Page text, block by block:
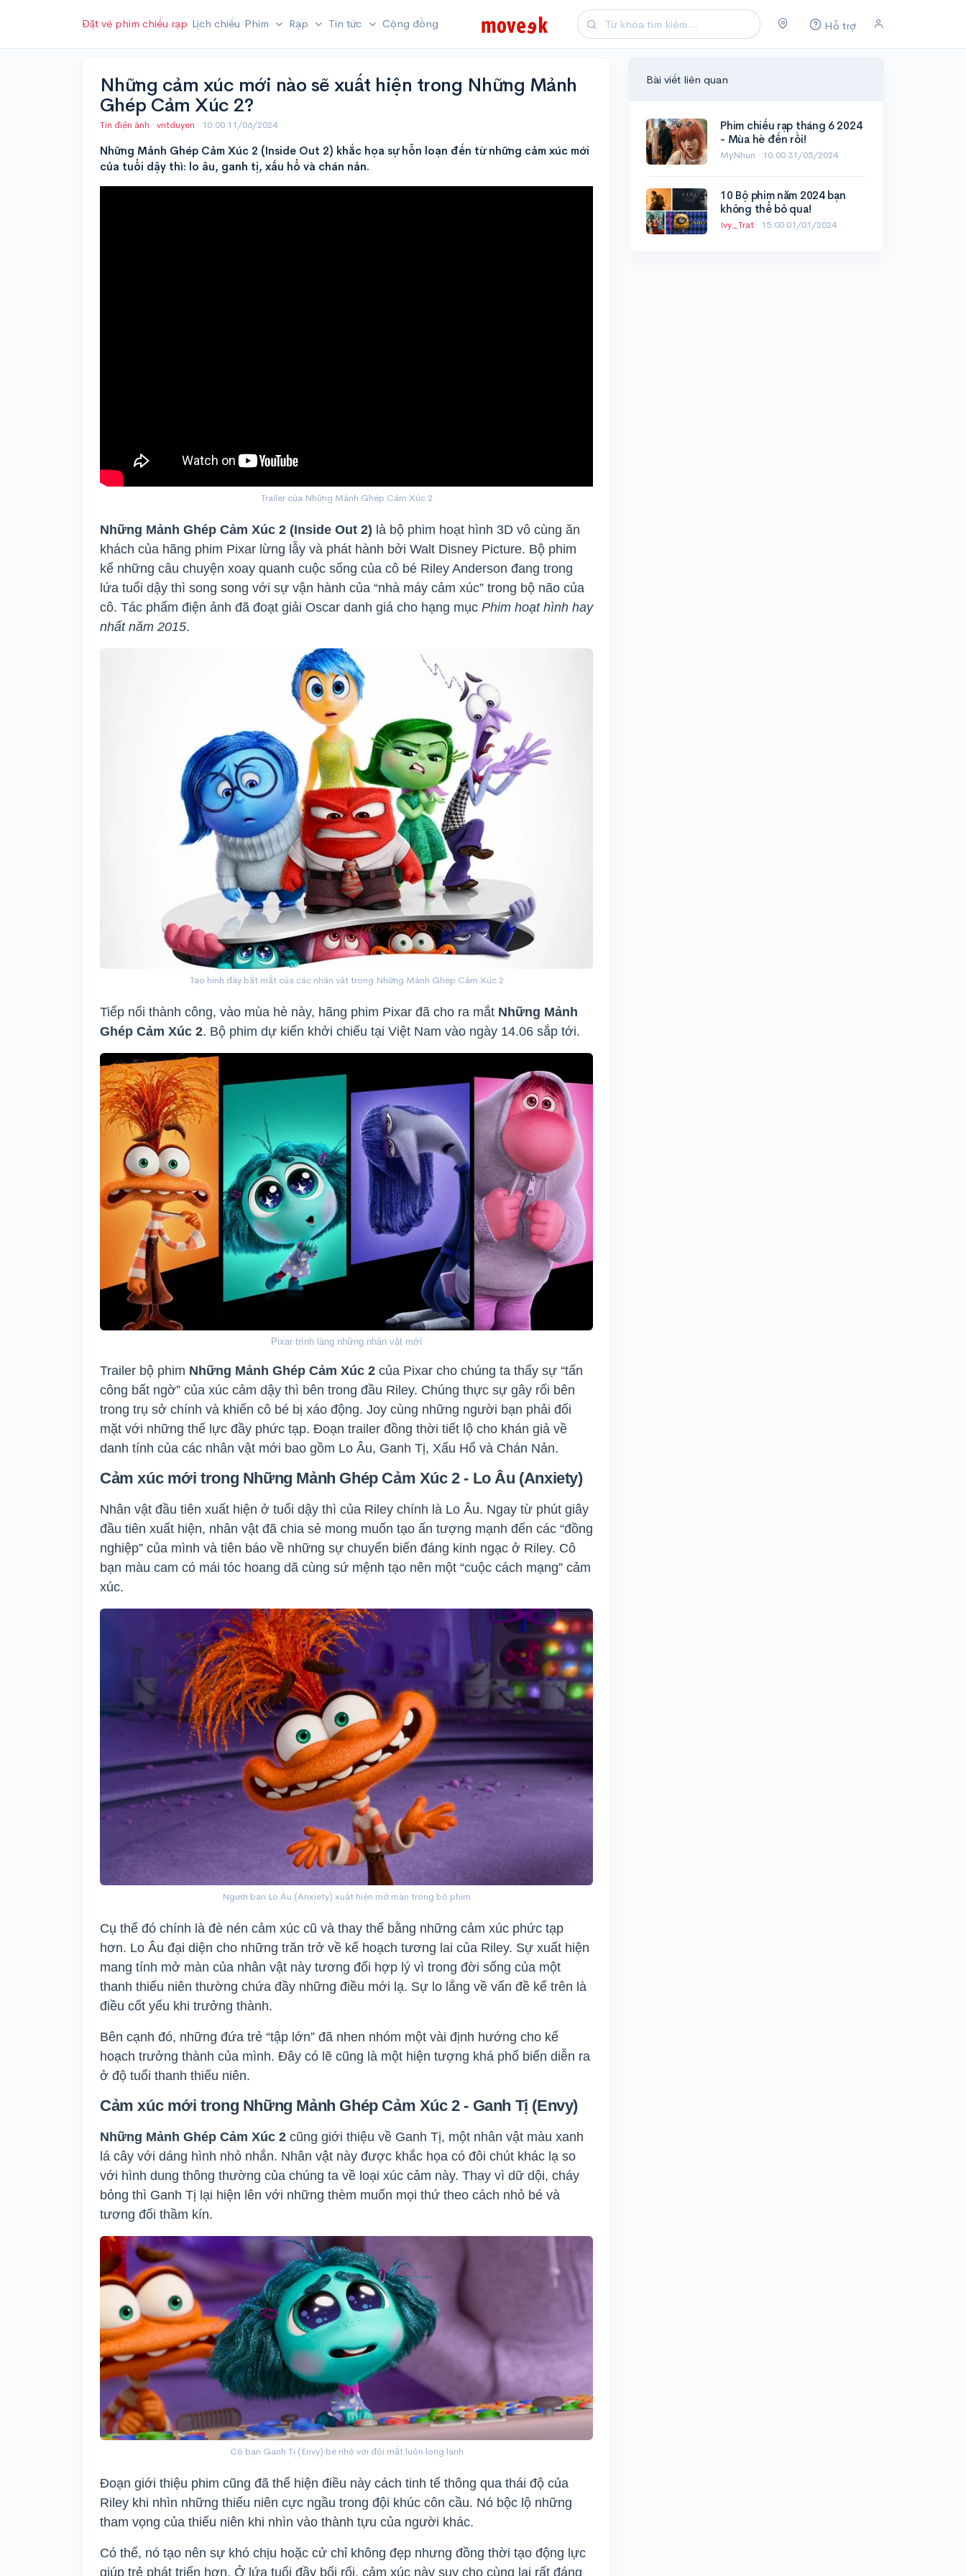
Hỗ trợ
Đặt vé phim chiếu rạp Lịch chiếu Phim Rạp Tin tức Cộng đồng
Những cảm xúc mới nào sẽ xuất hiện trong Những Mảnh
Ghép Cảm Xúc 2?
Tin điện ảnh · vntduyen · 10:00 11/06/2024
Những Mảnh Ghép Cảm Xúc 2 (Inside Out 2) khắc họa sự hỗn loạn đến từ những cảm xúc mới
của tuổi dậy thì: lo âu, ganh tị, xấu hổ và chán nản.
Trailer của Những Mảnh Ghép Cảm Xúc 2
Những Mảnh Ghép Cảm Xúc 2 (Inside Out 2) là bộ phim hoạt hình 3D vô cùng ăn
khách của hãng phim Pixar lừng lẫy và phát hành bởi Walt Disney Picture. Bộ phim
kể những câu chuyện xoay quanh cuộc sống của cô bé Riley Anderson đang trong
lứa tuổi dậy thì song song với sự vận hành của “nhà máy cảm xúc” trong bộ não của
cô. Tác phẩm điện ảnh đã đoạt giải Oscar danh giá cho hạng mục Phim hoạt hình hay
nhất năm 2015.
Tạo hình đầy bắt mắt của các nhân vật trong Những Mảnh Ghép Cảm Xúc 2
Tiếp nối thành công, vào mùa hè này, hãng phim Pixar đã cho ra mắt Những Mảnh
Ghép Cảm Xúc 2. Bộ phim dự kiến khởi chiếu tại Việt Nam vào ngày 14.06 sắp tới.
Pixar trình làng những nhân vật mới
Trailer bộ phim Những Mảnh Ghép Cảm Xúc 2 của Pixar cho chúng ta thấy sự “tấn
công bất ngờ” của xúc cảm dậy thì bên trong đầu Riley. Chúng thực sự gây rối bên
trong trụ sở chính và khiến cô bé bị xáo động. Joy cùng những người bạn phải đối
mặt với những thế lực đầy phức tạp. Đoạn trailer đồng thời tiết lộ cho khán giả về
danh tính của các nhân vật mới bao gồm Lo Âu, Ganh Tị, Xấu Hổ và Chán Nản.
Cảm xúc mới trong Những Mảnh Ghép Cảm Xúc 2 - Lo Âu (Anxiety)
Nhân vật đầu tiên xuất hiện ở tuổi dậy thì của Riley chính là Lo Âu. Ngay từ phút giây
đầu tiên xuất hiện, nhân vật đã chia sẻ mong muốn tạo ấn tượng mạnh đến các “đồng
nghiệp” của mình và tiên báo về những sự chuyển biến đáng kinh ngạc ở Riley. Cô
bạn màu cam có mái tóc hoang dã cùng sứ mệnh tạo nên một “cuộc cách mạng” cảm
xúc.
Người bạn Lo Âu (Anxiety) xuất hiện mở màn trong bộ phim
Cụ thể đó chính là đè nén cảm xúc cũ và thay thế bằng những cảm xúc phức tạp
hơn. Lo Âu đại diện cho những trăn trở về kế hoạch tương lai của Riley. Sự xuất hiện
mang tính mở màn của nhân vật này tương đối hợp lý vì trong đời sống của một
thanh thiếu niên thường chứa đầy những điều mới lạ. Sự lo lắng về vấn đề kể trên là
điều cốt yếu khi trưởng thành.
Bên cạnh đó, những đứa trẻ “tập lớn” đã nhen nhóm một vài định hướng cho kế
hoạch trưởng thành của mình. Đây có lẽ cũng là một hiện tượng khá phổ biến diễn ra
ở độ tuổi thanh thiếu niên.
Cảm xúc mới trong Những Mảnh Ghép Cảm Xúc 2 - Ganh Tị (Envy)
Những Mảnh Ghép Cảm Xúc 2 cũng giới thiệu về Ganh Tị, một nhân vật màu xanh
lá cây với dáng hình nhỏ nhắn. Nhân vật này được khắc họa có đôi chút khác lạ so
với hình dung thông thường của chúng ta về loại xúc cảm này. Thay vì dữ dội, cháy
bỏng thì Ganh Tị lại hiện lên với những thèm muốn mọi thứ theo cách nhỏ bé và
tương đối thầm kín.
Cô bạn Ganh Tị (Envy) bé nhỏ với đôi mắt luôn long lanh
Đoạn giới thiệu phim cũng đã thể hiện điều này cách tinh tế thông qua thái độ của
Riley khi nhìn những thiếu niên cực ngầu trong đội khúc côn cầu. Nó bộc lộ những
tham vọng của thiếu niên khi nhìn vào thành tựu của người khác.
Có thể, nó tạo nên sự khó chịu hoặc cử chỉ không đẹp nhưng đồng thời tạo động lực
giúp trẻ phát triển hơn. Ở lứa tuổi đầy bối rối, cảm xúc này suy cho cùng lại rất đáng
Bài viết liên quan
Phim chiếu rạp tháng 6 2024
- Mùa hè đến rồi!
MyNhun · 10:00 31/05/2024
10 Bộ phim năm 2024 bạn
không thể bỏ qua!
Ivy_Trat · 15:00 01/01/2024